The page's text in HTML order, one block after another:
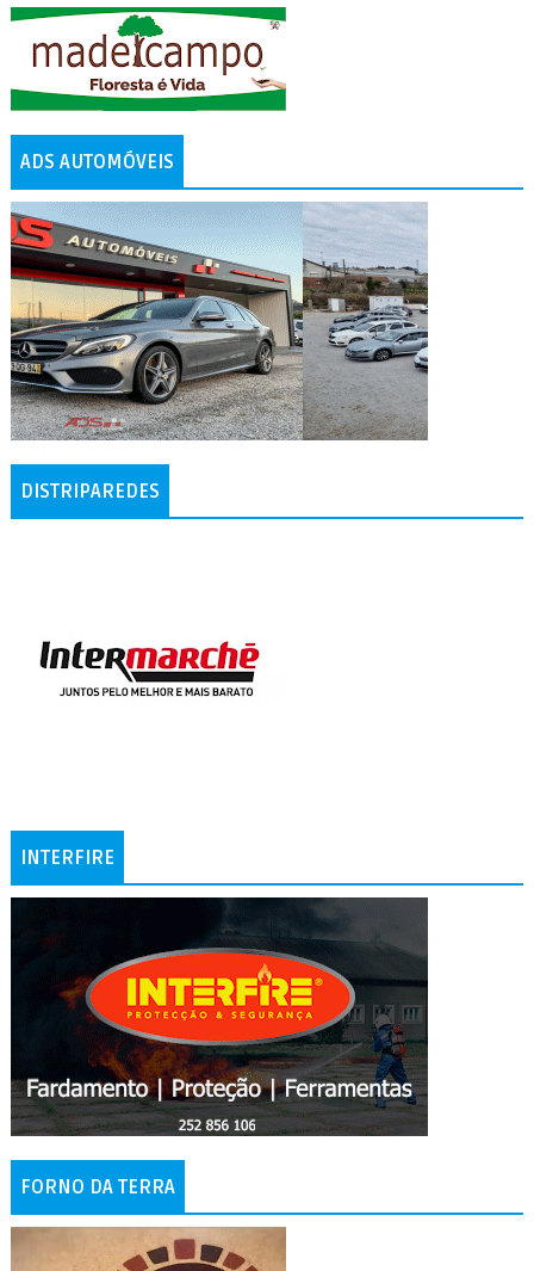
ADS AUTOMÓVEIS
DISTRIPAREDES
INTERFIRE
FORNO DA TERRA